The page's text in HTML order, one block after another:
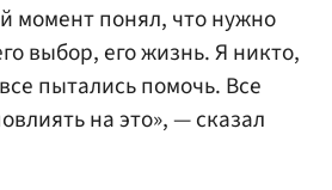
момент понял, что нужно
выбор, его жизнь. Я никто,
пытались помочь. Все
на это», — сказал